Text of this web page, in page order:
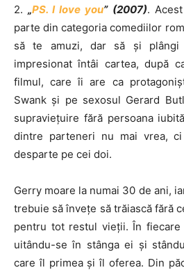
2.„PS. I love you” (2007).
parte din categoria comediilor
să te amuzi, dar să şi
impresionat întâi cartea, după
filmul, care îi are ca
Swank şi pe sexosul Gerard
supravieţuire fără persoana
dintre parteneri nu mai vrea,
desparte pe cei doi.
Gerry moare la numai 30 de ani,
trebuie să înveţe să trăiască fără
pentru tot restul vieţii. În fiecare
uitându-se în stânga ei şi
care îl primea şi îl oferea. Din